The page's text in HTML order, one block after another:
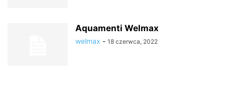
Aquamenti Welmax
welmax - 18 czerwca, 2022